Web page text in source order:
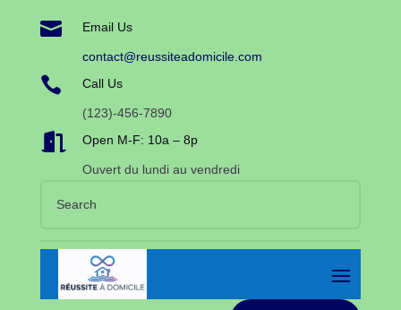
 Email Us
contact@reussiteadomicile.com
 Call Us
(123)-456-7890
 Open M-F: 10a – 8p
Ouvert du lundi au vendredi